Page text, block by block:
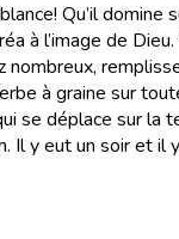
Qu’il
à l’image de
à graine sur
déplace sur la
Il y eut un soir et il